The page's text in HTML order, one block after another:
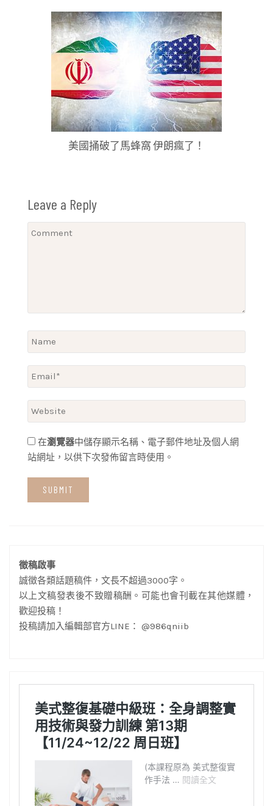
美國捅破了馬蜂窩 伊朗瘋了！
Leave a Reply
在瀏覽器中儲存顯示名稱、電子郵件地址及個人網
站網址，以供下次發佈留言時使用。
徵稿啟事
誠徵各類話題稿件，文長不超過3000字。
以上文稿發表後不致贈稿酬。可能也會刊載在其他媒體，
歡迎投稿！
投稿請加入編輯部官方LINE： @986qniib